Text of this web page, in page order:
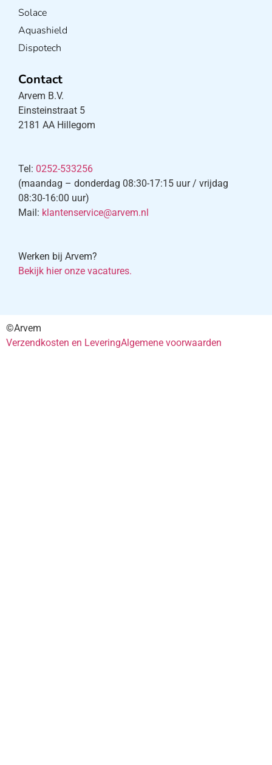
Solace
Aquashield
Dispotech
Contact
Arvem B.V.
Einsteinstraat 5
2181 AA Hillegom
Tel: 0252-533256
(maandag – donderdag 08:30-17:15 uur / vrijdag
08:30-16:00 uur)
Mail: klantenservice@arvem.nl
Werken bij Arvem?
Bekijk hier onze vacatures.
©Arvem
Verzendkosten en LeveringAlgemene voorwaarden